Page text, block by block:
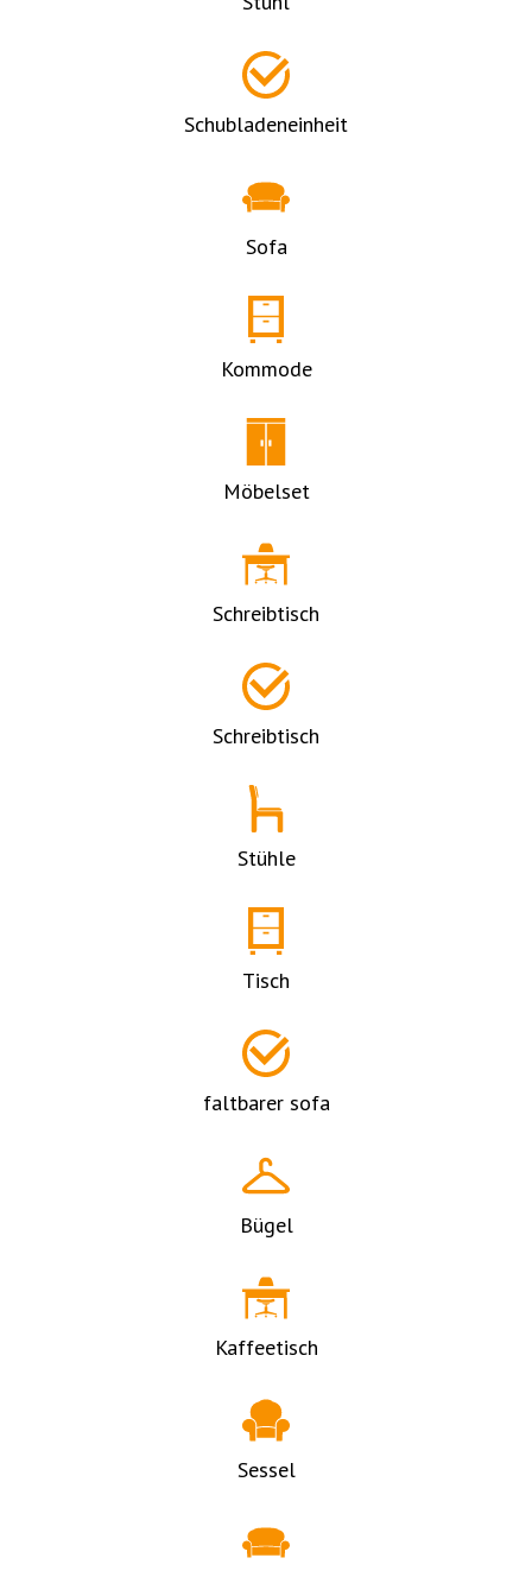
Schubladeneinheit
Sofa
Kommode
Möbelset
Schreibtisch
Schreibtisch
Stühle
Tisch
faltbarer sofa
Bügel
Kaffeetisch
Sessel